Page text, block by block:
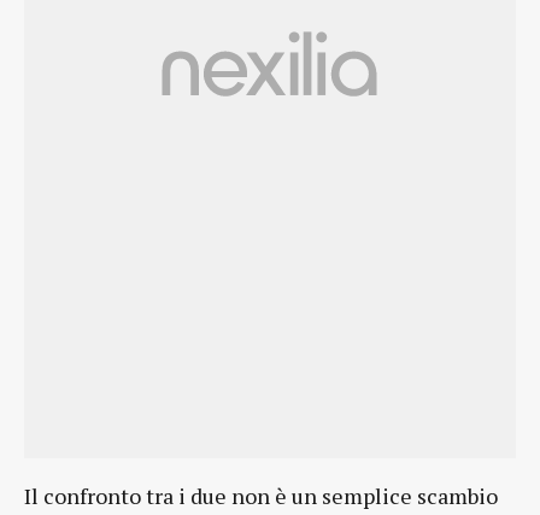
Il confronto tra i due non è un semplice scambio